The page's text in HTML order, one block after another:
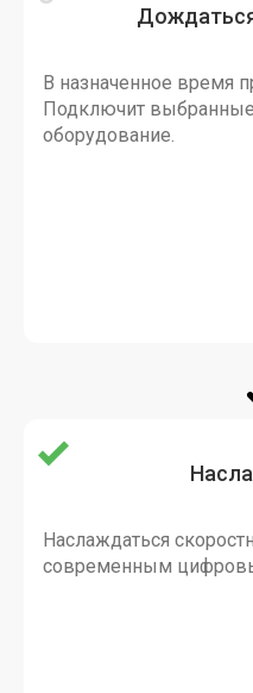
В назначенное время
Подключит выбранные
оборудование.
Наслаждаться
современным